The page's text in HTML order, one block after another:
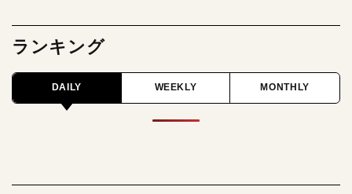
ランキング
DAILY WEEKLY MONTHLY